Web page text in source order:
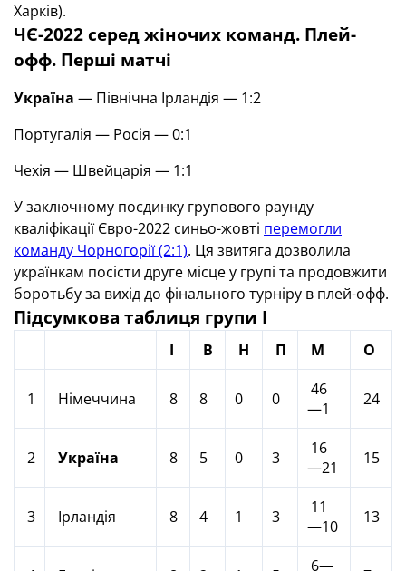
Харків).
ЧЄ-2022 серед жіночих команд. Плей-
офф. Перші матчі
Україна — Північна Ірландія — 1:2
Португалія — Росія — 0:1
Чехія — Швейцарія — 1:1
У заключному поєдинку групового раунду
кваліфікації Євро-2022 синьо-жовті перемогли
команду Чорногорії (2:1). Ця звитяга дозволила
українкам посісти друге місце у групі та продовжити
боротьбу за вихід до фінального турніру в плей-офф.
Підсумкова таблиця групи I
І В Н П М О
1 Німеччина 8 8 0 0
46
—1
24
2 Україна 8 5 0 3
16
—21
15
3 Ірландія 8 4 1 3
11
—10
13
6—